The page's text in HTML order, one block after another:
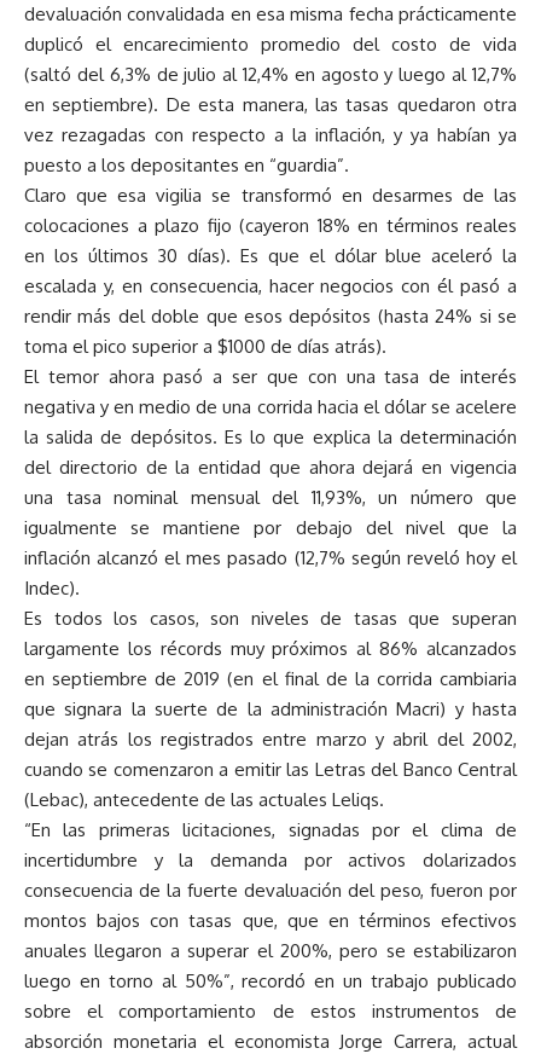
devaluación convalidada en esa misma fecha prácticamente
duplicó el encarecimiento promedio del costo de vida
(saltó del 6,3% de julio al 12,4% en agosto y luego al 12,7%
en septiembre). De esta manera, las tasas quedaron otra
vez rezagadas con respecto a la inflación, y ya habían ya
puesto a los depositantes en “guardia”.
Claro que esa vigilia se transformó en desarmes de las
colocaciones a plazo fijo (cayeron 18% en términos reales
en los últimos 30 días). Es que el dólar blue aceleró la
escalada y, en consecuencia, hacer negocios con él pasó a
rendir más del doble que esos depósitos (hasta 24% si se
toma el pico superior a $1000 de días atrás).
El temor ahora pasó a ser que con una tasa de interés
negativa y en medio de una corrida hacia el dólar se acelere
la salida de depósitos. Es lo que explica la determinación
del directorio de la entidad que ahora dejará en vigencia
una tasa nominal mensual del 11,93%, un número que
igualmente se mantiene por debajo del nivel que la
inflación alcanzó el mes pasado (12,7% según reveló hoy el
Indec).
Es todos los casos, son niveles de tasas que superan
largamente los récords muy próximos al 86% alcanzados
en septiembre de 2019 (en el final de la corrida cambiaria
que signara la suerte de la administración Macri) y hasta
dejan atrás los registrados entre marzo y abril del 2002,
cuando se comenzaron a emitir las Letras del Banco Central
(Lebac), antecedente de las actuales Leliqs.
“En las primeras licitaciones, signadas por el clima de
incertidumbre y la demanda por activos dolarizados
consecuencia de la fuerte devaluación del peso, fueron por
montos bajos con tasas que, que en términos efectivos
anuales llegaron a superar el 200%, pero se estabilizaron
luego en torno al 50%”, recordó en un trabajo publicado
sobre el comportamiento de estos instrumentos de
absorción monetaria el economista Jorge Carrera, actual